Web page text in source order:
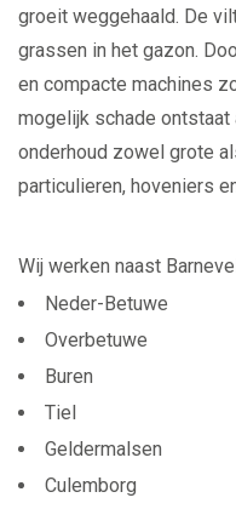
groeit weggehaald. De
grassen in het gazon.
en compacte machines
mogelijk schade ontstaat
onderhoud zowel grote
particulieren, hoveniers
Wij werken naast
Neder-Betuwe
Overbetuwe
Buren
Tiel
Geldermalsen
Culemborg